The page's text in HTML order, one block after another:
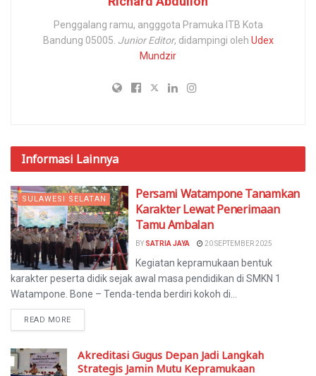
Penggalang ramu, angggota Pramuka ITB Kota
Bandung 05005. Junior Editor, didampingi oleh Udex
Mundzir
Informasi Lainnya
SULAWESI SELATAN
Persami Watampone Tanamkan
Karakter Lewat Penerimaan
Tamu Ambalan
BY SATRIA JAYA 20 SEPTEMBER 2025
Kegiatan kepramukaan bentuk
karakter peserta didik sejak awal masa pendidikan di SMKN 1
Watampone. Bone – Tenda-tenda berdiri kokoh di...
READ MORE
Akreditasi Gugus Depan Jadi Langkah
Strategis Jamin Mutu Kepramukaan